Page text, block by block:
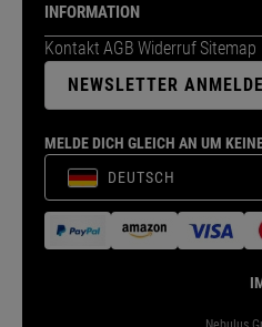
INFORMATION
Kontakt AGB Widerruf Sitemap
NEWSLETTER
MELDE DICH GLEICH AN UM
DEUTSCH